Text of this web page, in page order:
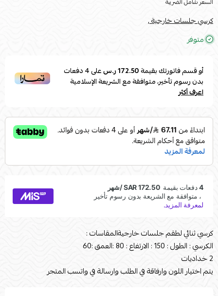
كرسي جلسات خارجية ,
متوفر
أو قسم فاتورتك بقيمة172.50 ر.س على4دفعات
بدون رسوم تأخير، متوافقة مع الشريعة الإسلامية
اعرف أكثر
كرسي ثنائي لطقم جلسات خارجيةالمقاسات :
الكرسي : الطول : 150 : الارتفاع : 80 :العمق :60
2 خداديات
يتم اختيار اللون وارفاقة في الطلب وارسالة في واتسب المتجر